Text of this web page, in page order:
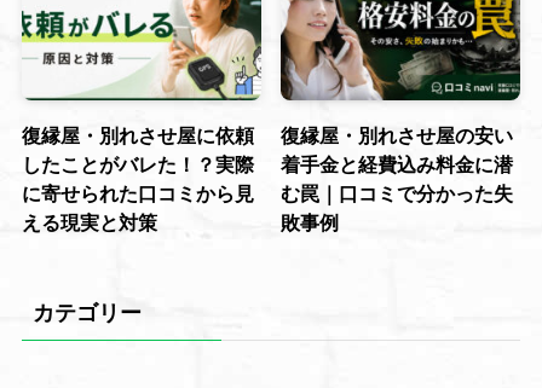
復縁屋・別れさせ屋に依頼
したことがバレた！？実際
に寄せられた口コミから見
える現実と対策
復縁屋・別れさせ屋の安い
着手金と経費込み料金に潜
む罠｜口コミで分かった失
敗事例
カテゴリー